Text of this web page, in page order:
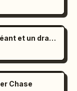
Duel cinématographique entre un géant et un dragon
Chase